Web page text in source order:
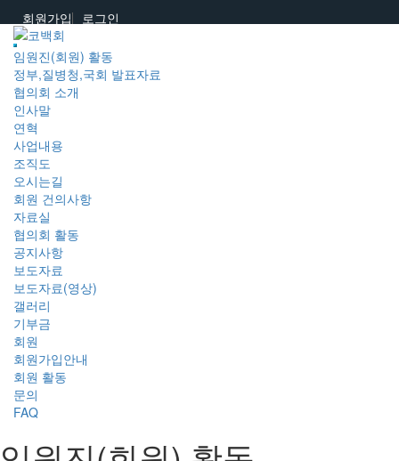
회원가입 로그인
임원진(회원) 활동
정부,질병청,국회 발표자료
협의회 소개
인사말
연혁
사업내용
조직도
오시는길
회원 건의사항
자료실
협의회 활동
공지사항
보도자료
보도자료(영상)
갤러리
기부금
회원
회원가입안내
회원 활동
문의
FAQ